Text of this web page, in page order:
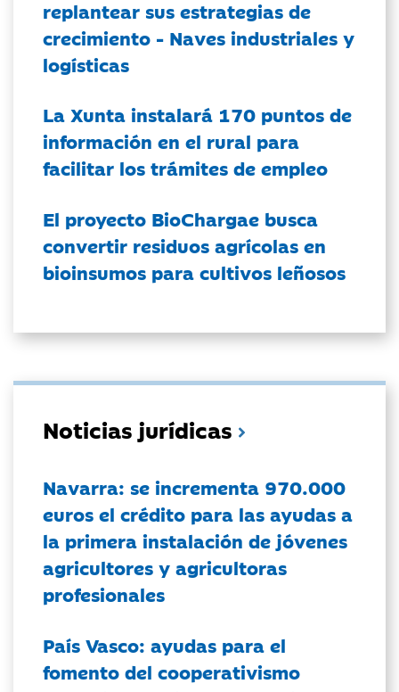
replantear sus estrategias de
crecimiento - Naves industriales y
logísticas
La Xunta instalará 170 puntos de
información en el rural para
facilitar los trámites de empleo
El proyecto BioChargae busca
convertir residuos agrícolas en
bioinsumos para cultivos leñosos
Noticias jurídicas
Navarra: se incrementa 970.000
euros el crédito para las ayudas a
la primera instalación de jóvenes
agricultores y agricultoras
profesionales
País Vasco: ayudas para el
fomento del cooperativismo